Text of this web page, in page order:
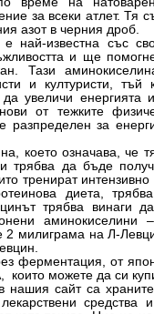
за всеки атлет. Тя
азот в черния дроб.
най-известна със
и ще
Тази
и културисти, тъй
увеличи енергията
от тежките
разпределен за
което означава, че
трябва да бъде
тренират интензивно
диета,
трябва винаги
аминокиселини
2 милиграма на Л-
ферментация, от
които можете да си
нашия сайт са
средства